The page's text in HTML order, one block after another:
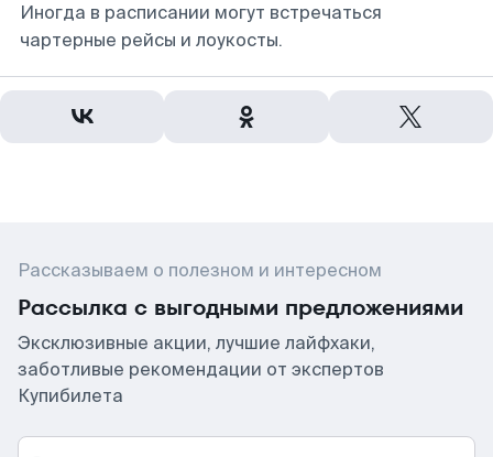
Иногда в расписании могут встречаться
чартерные рейсы и лоукосты.
Рассказываем о полезном и интересном
Рассылка с выгодными предложениями
Эксклюзивные акции, лучшие лайфхаки,
заботливые рекомендации от экспертов
Купибилета